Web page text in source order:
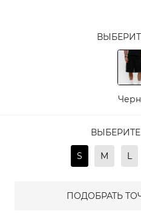
S M L
ПОДОБРАТЬ